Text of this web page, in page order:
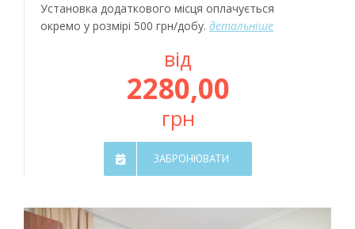
Установка додаткового місця оплачується
окремо у розмірі 500 грн/добу. детальніше
від
2280,00
грн
ЗАБРОНЮВАТИ